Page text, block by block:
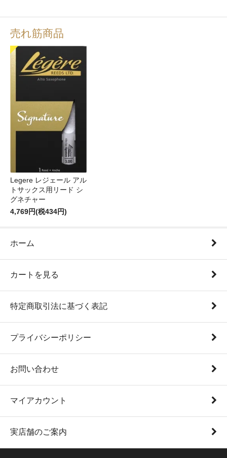
売れ筋商品
Legere レジェール アル
トサックス用リード シ
グネチャー
4,769円(税434円)
ホーム
カートを見る
特定商取引法に基づく表記
プライバシーポリシー
お問い合わせ
マイアカウント
実店舗のご案内